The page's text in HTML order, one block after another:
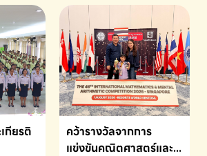
กียรติ
คว้ารางวัลจากการ
แข่งขันคณิตศาสตร์และ